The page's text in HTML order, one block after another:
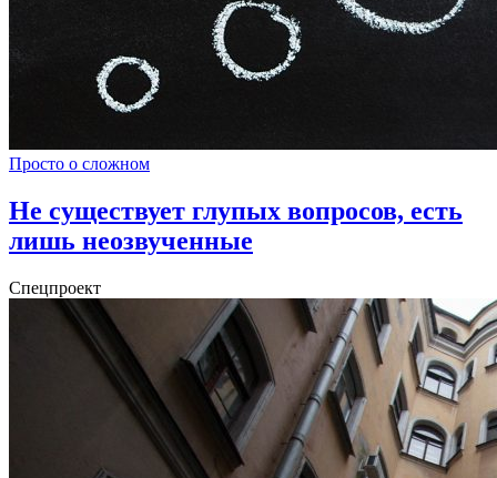
Просто о сложном
Не существует глупых вопросов, есть
лишь неозвученные
Спецпроект